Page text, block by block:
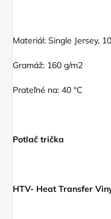
Materiál: Single Jersey,
Gramáž: 160 g/m2
Prateľné na: 40 °C
Potlač trička
HTV- Heat Transfer